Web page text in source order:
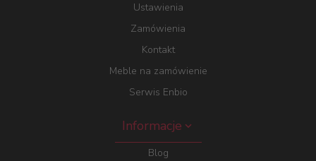
Ustawienia
Zamówienia
Kontakt
Meble na zamówienie
Serwis Enbio
Informacje
Blog